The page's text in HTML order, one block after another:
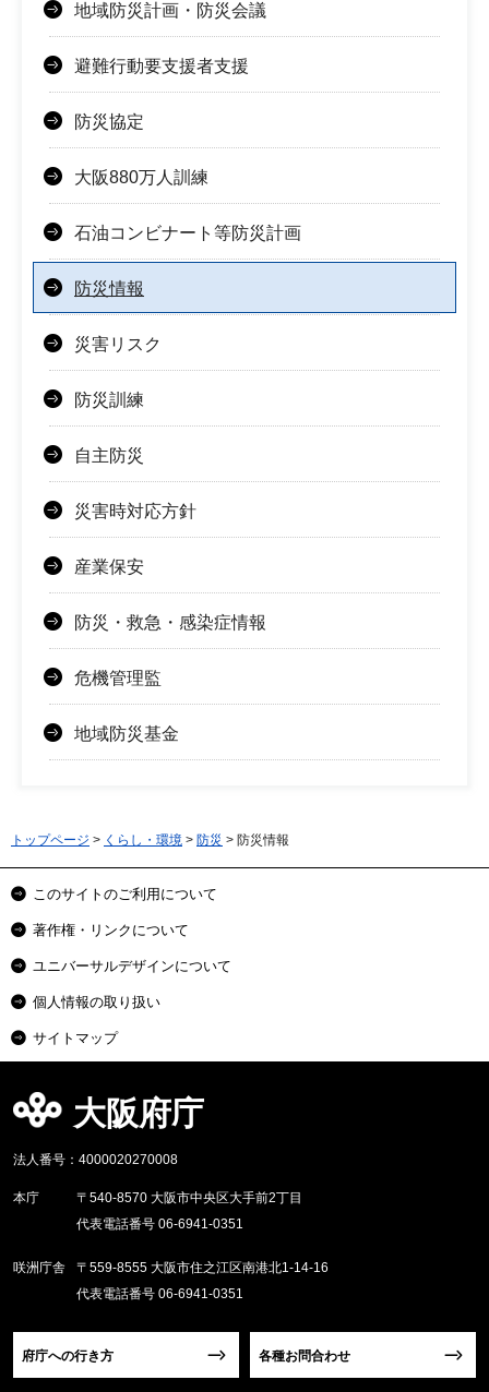
地域防災計画・防災会議
避難行動要支援者支援
防災協定
大阪880万人訓練
石油コンビナート等防災計画
防災情報
災害リスク
防災訓練
自主防災
災害時対応方針
産業保安
防災・救急・感染症情報
危機管理監
地域防災基金
トップページ > くらし・環境 > 防災 > 防災情報
このサイトのご利用について
著作権・リンクについて
ユニバーサルデザインについて
個人情報の取り扱い
サイトマップ
大阪府庁
法人番号：4000020270008
本庁
〒540-8570 大阪市中央区大手前2丁目
代表電話番号 06-6941-0351
咲洲庁舎
〒559-8555 大阪市住之江区南港北1-14-16
代表電話番号 06-6941-0351
府庁への行き方 各種お問合わせ